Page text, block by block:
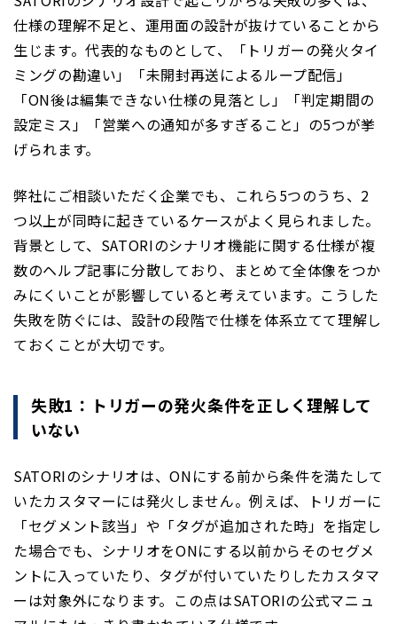
仕様の理解不足と、運用面の設計が抜けていることから
生じます。代表的なものとして、「トリガーの発火タイ
ミングの勘違い」「未開封再送によるループ配信」
「ON後は編集できない仕様の見落とし」「判定期間の
設定ミス」「営業への通知が多すぎること」の5つが挙
げられます。
弊社にご相談いただく企業でも、これら5つのうち、2
つ以上が同時に起きているケースがよく見られました。
背景として、SATORIのシナリオ機能に関する仕様が複
数のヘルプ記事に分散しており、まとめて全体像をつか
みにくいことが影響していると考えています。こうした
失敗を防ぐには、設計の段階で仕様を体系立てて理解し
ておくことが大切です。
失敗1：トリガーの発火条件を正しく理解して
いない
SATORIのシナリオは、ONにする前から条件を満たして
いたカスタマーには発火しません。例えば、トリガーに
「セグメント該当」や「タグが追加された時」を指定し
た場合でも、シナリオをONにする以前からそのセグメ
ントに入っていたり、タグが付いていたりしたカスタマ
ーは対象外になります。この点はSATORIの公式マニュ